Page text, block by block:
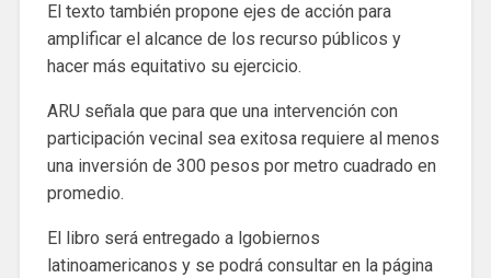
El texto también propone ejes de acción para
amplificar el alcance de los recurso públicos y
hacer más equitativo su ejercicio.
ARU señala que para que una intervención con
participación vecinal sea exitosa requiere al menos
una inversión de 300 pesos por metro cuadrado en
promedio.
El libro será entregado a lgobiernos
latinoamericanos y se podrá consultar en la página